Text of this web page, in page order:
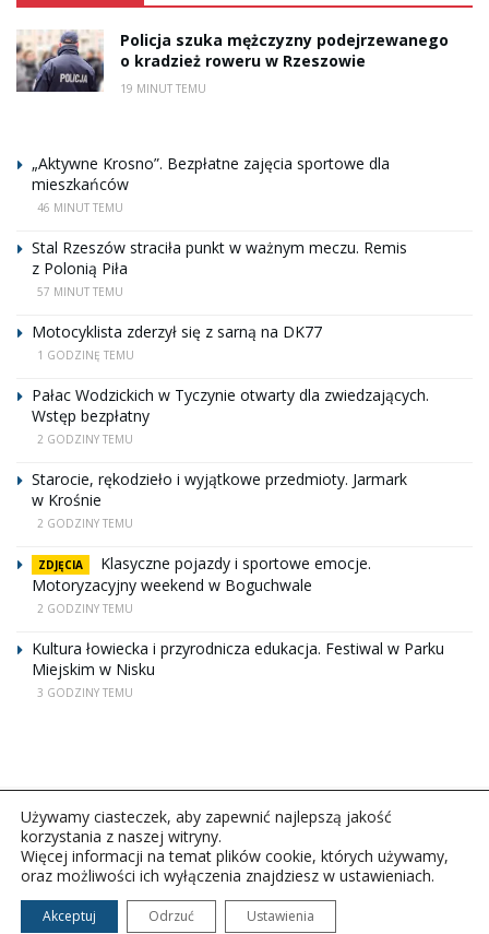
Policja szuka mężczyzny podejrzewanego
o kradzież roweru w Rzeszowie
19 MINUT TEMU
„Aktywne Krosno”. Bezpłatne zajęcia sportowe dla
mieszkańców
46 MINUT TEMU
Stal Rzeszów straciła punkt w ważnym meczu. Remis
z Polonią Piła
57 MINUT TEMU
Motocyklista zderzył się z sarną na DK77
1 GODZINĘ TEMU
Pałac Wodzickich w Tyczynie otwarty dla zwiedzających.
Wstęp bezpłatny
2 GODZINY TEMU
Starocie, rękodzieło i wyjątkowe przedmioty. Jarmark
w Krośnie
2 GODZINY TEMU
ZDJĘCIA
Klasyczne pojazdy i sportowe emocje.
Motoryzacyjny weekend w Boguchwale
2 GODZINY TEMU
Kultura łowiecka i przyrodnicza edukacja. Festiwal w Parku
Miejskim w Nisku
3 GODZINY TEMU
Copyright © 2026Polskie Radio Rzeszów S.A. w likwidacj.
Wszelkie prawa zastrzeżone.
Używamy ciasteczek, aby zapewnić najlepszą jakość
korzystania z naszej witryny.
Więcej informacji na temat plików cookie, których używamy,
oraz możliwości ich wyłączenia znajdziesz w ustawieniach.
Akceptuj Odrzuć Ustawienia